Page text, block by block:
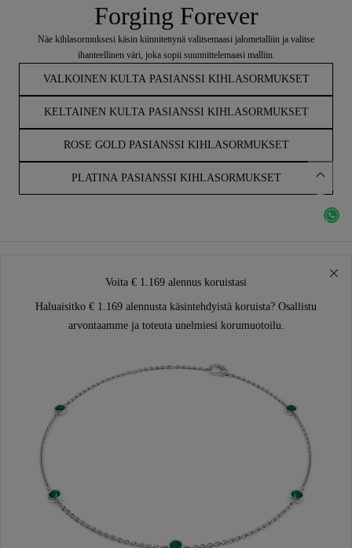
Forging Forever
Näe kihlasormuksesi käsin kiinnitettynä valitsemaasi jalometalliin ja valitse
ihanteellinen väri, joka sopii suunnittelemaasi malliin.
VALKOINEN KULTA PASIANSSI KIHLASORMUKSET
KELTAINEN KULTA PASIANSSI KIHLASORMUKSET
ROSE GOLD PASIANSSI KIHLASORMUKSET
PLATINA PASIANSSI KIHLASORMUKSET
Voita € 1.169 alennus koruistasi
Haluaisitko € 1.169 alennusta käsintehdyistä koruista? Osallistu
arvontaamme ja toteuta unelmiesi korumuotoilu.